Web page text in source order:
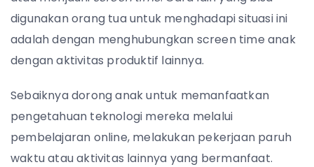
digunakan orang tua untuk menghadapi situasi ini
adalah dengan menghubungkan screen time anak
dengan aktivitas produktif lainnya.
Sebaiknya dorong anak untuk memanfaatkan
pengetahuan teknologi mereka melalui
pembelajaran online, melakukan pekerjaan paruh
waktu atau aktivitas lainnya yang bermanfaat.